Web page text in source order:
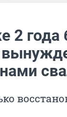
2 года